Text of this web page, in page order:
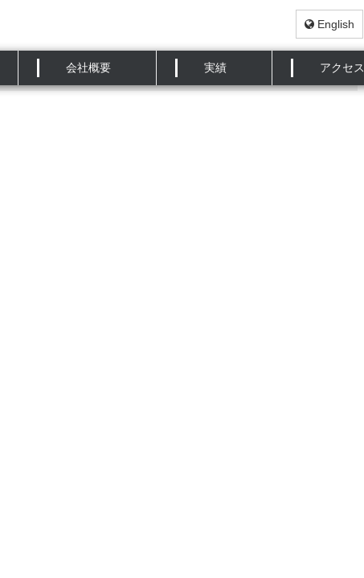
English
会社概要 実績 アクセス
332回例会 主題「最近の防食塗料と評価方法」に
デザインとテーラリング」の講演を行いました。